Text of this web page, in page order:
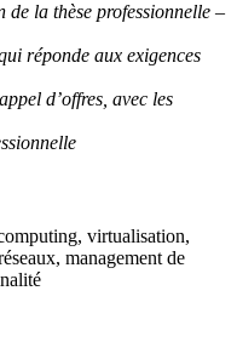
de la thèse professionnelle –
réponde aux exigences
d’offres, avec les
virtualisation,
management de